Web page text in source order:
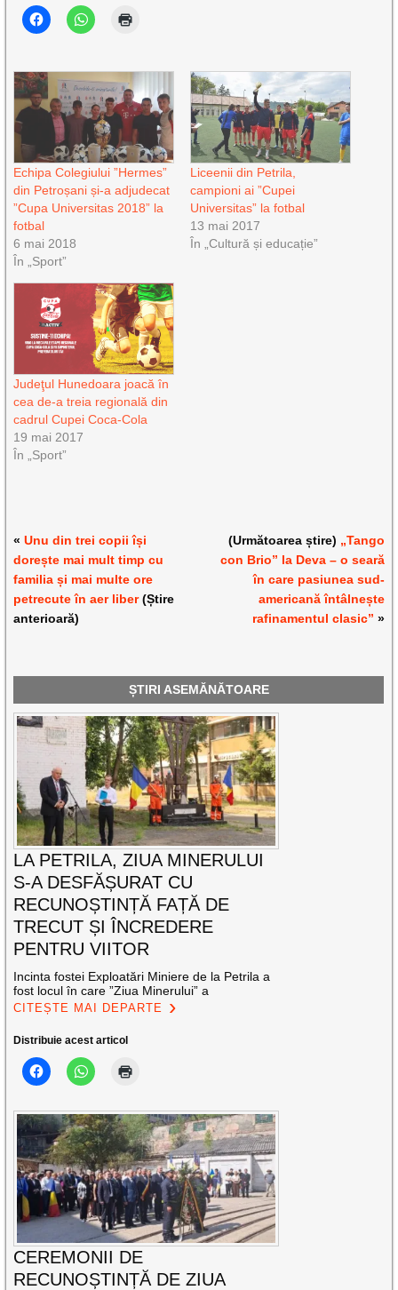
Echipa Colegiului ”Hermes”
din Petroșani și-a adjudecat
”Cupa Universitas 2018” la
fotbal
6 mai 2018
În „Sport”
Liceenii din Petrila,
campioni ai ”Cupei
Universitas” la fotbal
13 mai 2017
În „Cultură și educație”
Judeţul Hunedoara joacă în
cea de-a treia regională din
cadrul Cupei Coca-Cola
19 mai 2017
În „Sport”
«Unu din trei copii își
dorește mai mult timp cu
familia și mai multe ore
petrecute în aer liber(Știre
anterioară)
(Următoarea știre) „Tango
con Brio” la Deva – o seară
în care pasiunea sud-
americană întâlnește
rafinamentul clasic” »
ȘTIRI ASEMĂNĂTOARE
LA PETRILA, ZIUA MINERULUI
S-A DESFĂȘURAT CU
RECUNOȘTINȚĂ FAȚĂ DE
TRECUT ȘI ÎNCREDERE
PENTRU VIITOR
Incinta fostei Exploatări Miniere de la Petrila a
fost locul în care ”Ziua Minerului” a
CITEȘTE MAI DEPARTE
Distribuie acest articol
CEREMONII DE
RECUNOȘTINȚĂ DE ZIUA